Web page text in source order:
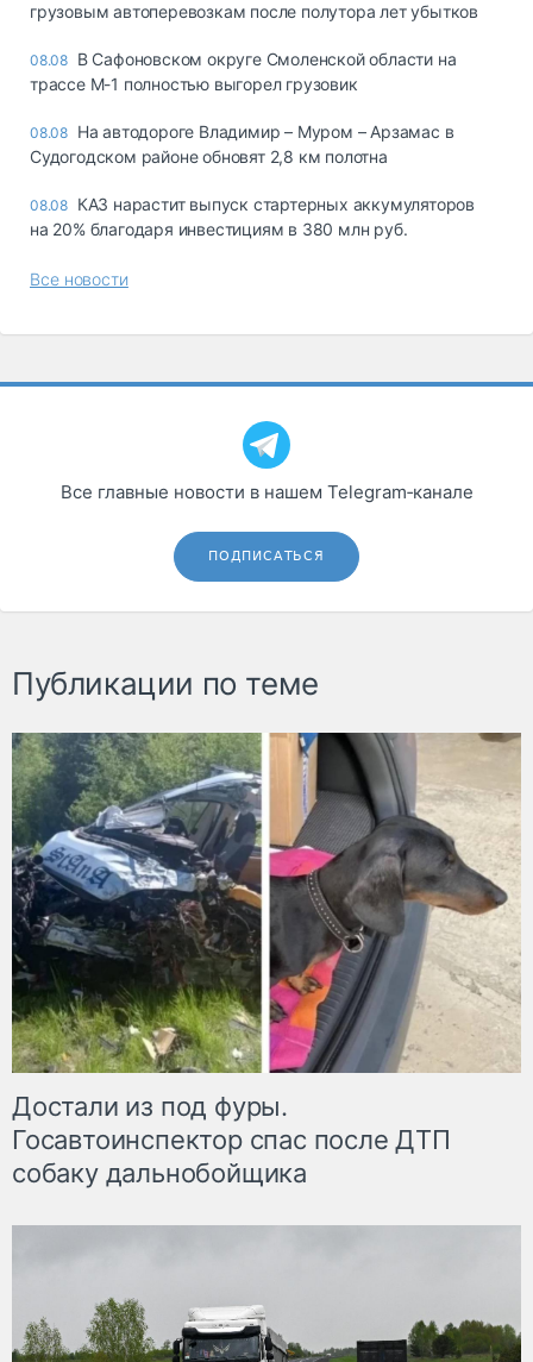
грузовым автоперевозкам после полутора лет убытков
08.08 В Сафоновском округе Смоленской области на
трассе М-1 полностью выгорел грузовик
08.08 На автодороге Владимир – Муром – Арзамас в
Судогодском районе обновят 2,8 км полотна
08.08 КАЗ нарастит выпуск стартерных аккумуляторов
на 20% благодаря инвестициям в 380 млн руб.
Все новости
Все главные новости в нашем Telegram‑канале
ПОДПИСАТЬСЯ
Публикации по теме
Достали из под фуры.
Госавтоинспектор спас после ДТП
собаку дальнобойщика